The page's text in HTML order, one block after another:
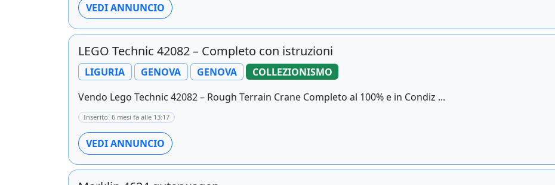
VEDI ANNUNCIO
LEGO Technic 42082 – Completo con istruzioni
LIGURIA GENOVA GENOVA
COLLEZIONISMO
Vendo Lego Technic 42082 – Rough Terrain Crane Completo al 100% e in Condiz ...
Inserito: 6 mesi fa alle 13:17
VEDI ANNUNCIO